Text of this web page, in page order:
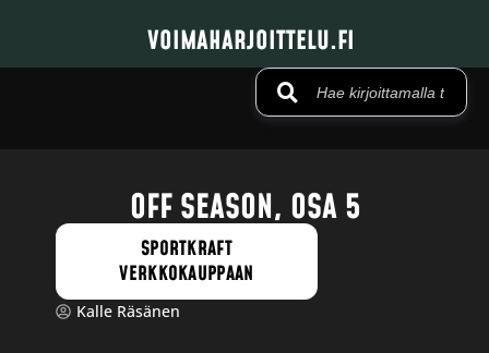
VOIMAHARJOITTELU.FI
OFF SEASON, OSA 5
SPORTKRAFT
VERKKOKAUPPAAN
Kalle Räsänen